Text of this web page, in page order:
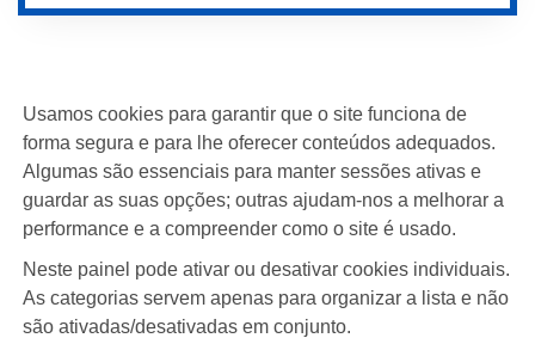
Usamos cookies para garantir que o site funciona de
forma segura e para lhe oferecer conteúdos adequados.
Algumas são essenciais para manter sessões ativas e
guardar as suas opções; outras ajudam-nos a melhorar a
performance e a compreender como o site é usado.
Neste painel pode ativar ou desativar cookies individuais.
As categorias servem apenas para organizar a lista e não
são ativadas/desativadas em conjunto.